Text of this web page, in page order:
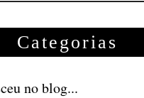
Categorias
no blog...